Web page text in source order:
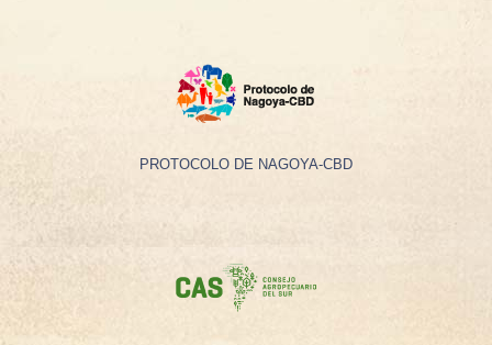
PROTOCOLO DE NAGOYA-CBD